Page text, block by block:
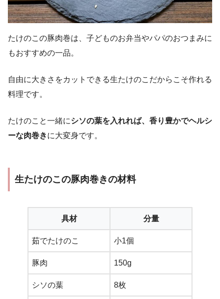
たけのこの豚肉巻は、子どものお弁当やパパのおつまみに
もおすすめの一品。
自由に大きさをカットできる生たけのこだからこそ作れる
料理です。
たけのこと一緒にシソの葉を入れれば、香り豊かでヘルシ
ーな肉巻きに大変身です。
生たけのこの豚肉巻きの材料
具材 分量
茹でたけのこ 小1個
豚肉 150g
シソの葉 8枚